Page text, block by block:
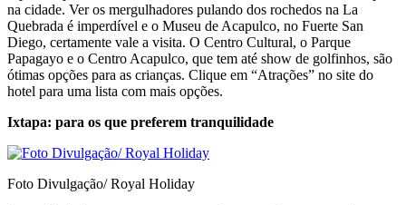
na cidade. Ver os mergulhadores pulando dos rochedos na La
Quebrada é imperdível e o Museu de Acapulco, no Fuerte San
Diego, certamente vale a visita. O Centro Cultural, o Parque
Papagayo e o Centro Acapulco, que tem até show de golfinhos, são
ótimas opções para as crianças. Clique em “Atrações” no site do
hotel para uma lista com mais opções.
Ixtapa: para os que preferem tranquilidade
Foto Divulgação/ Royal Holiday